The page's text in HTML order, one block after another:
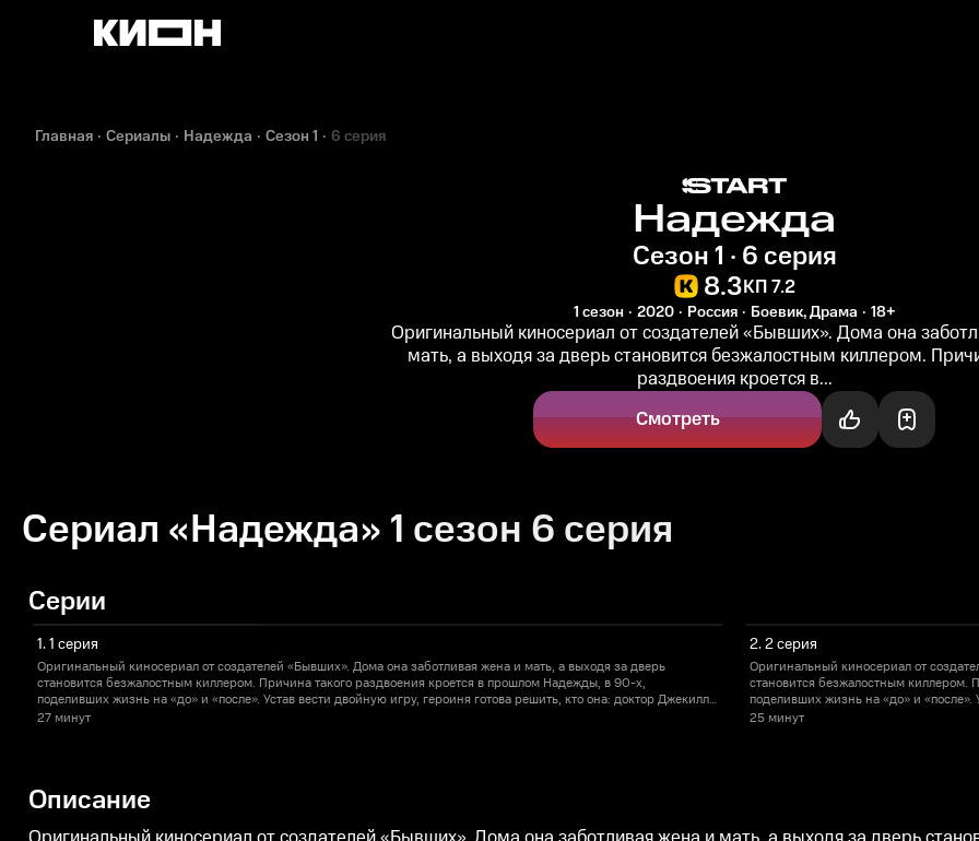
Главная Сериалы Надежда Сезон 1 6 серия
Надежда
Сезон 1 · 6 серия
8.3КП 7.2
1 сезон 2020 Россия Боевик, Драма 18+
Оригинальный киносериал от создателей «Бывших». Дома она
мать, а выходя за дверь становится безжалостным киллером.
раздвоения кроется в...
Смотреть
Сериал «Надежда» 1 сезон 6 серия
Серии
1. 1 серия
Оригинальный киносериал от создателей «Бывших». Дома она заботливая жена и мать, а выходя за дверь
становится безжалостным киллером. Причина такого раздвоения кроется в прошлом Надежды, в 90-х,
поделивших жизнь на «до» и «после». Устав вести двойную игру, героиня готова решить, кто она: доктор Джекилл
или мистер Хайд.
27 минут
2. 2 серия
Оригинальный киносериал от
становится безжалостным
поделивших жизнь на «до» и «после».
или мистер Хайд.
25 минут
Описание